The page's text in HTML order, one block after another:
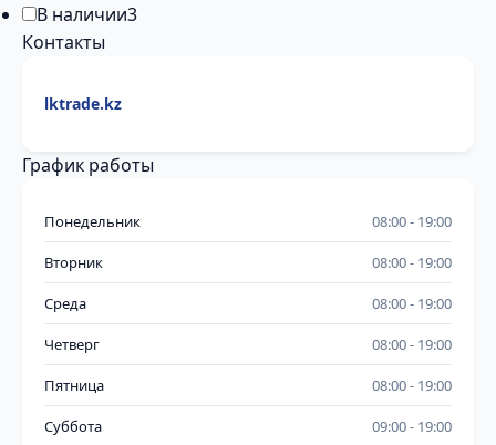
В наличии3
Контакты
lktrade.kz
График работы
Понедельник 08:00 19:00
Вторник 08:00 19:00
Среда 08:00 19:00
Четверг 08:00 19:00
Пятница 08:00 19:00
Суббота 09:00 19:00